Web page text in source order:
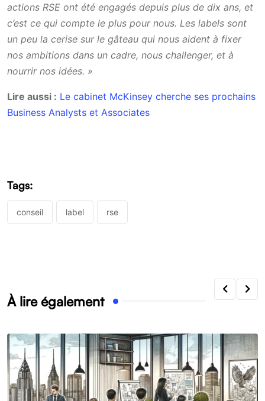
actions RSE ont été engagés depuis plus de dix ans, et
c’est ce qui compte le plus pour nous. Les labels sont
un peu la cerise sur le gâteau qui nous aident à fixer
nos ambitions dans un cadre, nous challenger, et à
nourrir nos idées. »
Lire aussi : Le cabinet McKinsey cherche ses prochains
Business Analysts et Associates
Tags:
conseil label rse
À lire également